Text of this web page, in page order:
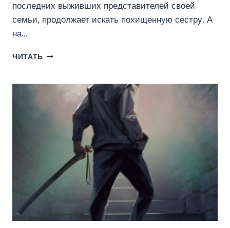
последних выживших представителей своей
семьи, продолжает искать похищенную сестру. А
на…
ЧИТАТЬ СЕДЬМОЙ.